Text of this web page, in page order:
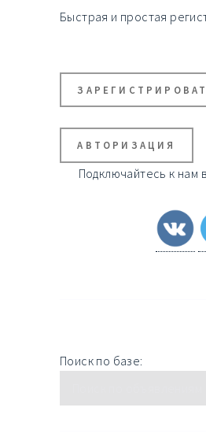
Быстрая и простая
АВТОРИЗАЦИЯ
Подключайтесь к нам
Поиск по базе: